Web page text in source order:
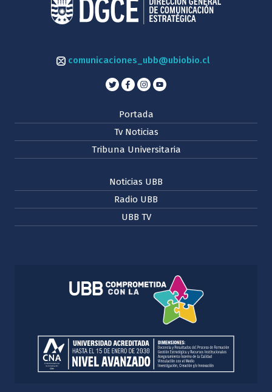
comunicaciones_ubb@ubiobio.cl
Portada
Tv Noticias
Tribuna Universitaria
Noticias UBB
Radio UBB
UBB TV